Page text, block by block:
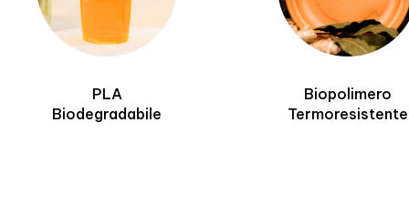
Biopolimero
Termoresistente
Colorati